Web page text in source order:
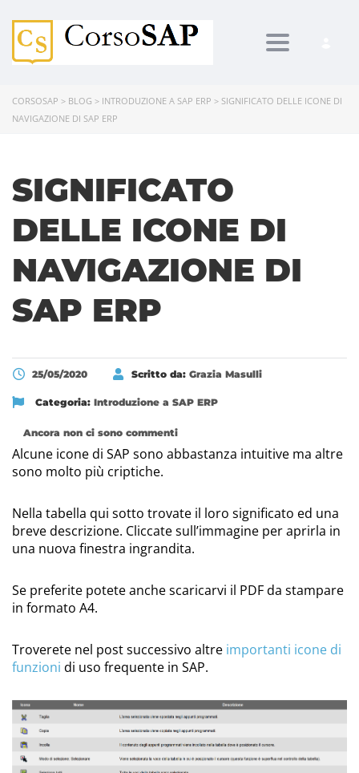
Toggle
CORSOSAP > BLOG > INTRODUZIONE A SAP ERP > SIGNIFICATO DELLE ICONE DI
NAVIGAZIONE DI SAP ERP
SIGNIFICATO
DELLE ICONE DI
NAVIGAZIONE DI
SAP ERP
25/05/2020 Scritto da: Grazia Masulli
Categoria: Introduzione a SAP ERP
Ancora non ci sono commenti
Alcune icone di SAP sono abbastanza intuitive ma altre
sono molto più criptiche.
Nella tabella qui sotto trovate il loro significato ed una
breve descrizione. Cliccate sull’immagine per aprirla in
una nuova finestra ingrandita.
Se preferite potete anche scaricarvi il PDF da stampare
in formato A4.
Troverete nel post successivo altre importanti icone di
funzioni di uso frequente in SAP.